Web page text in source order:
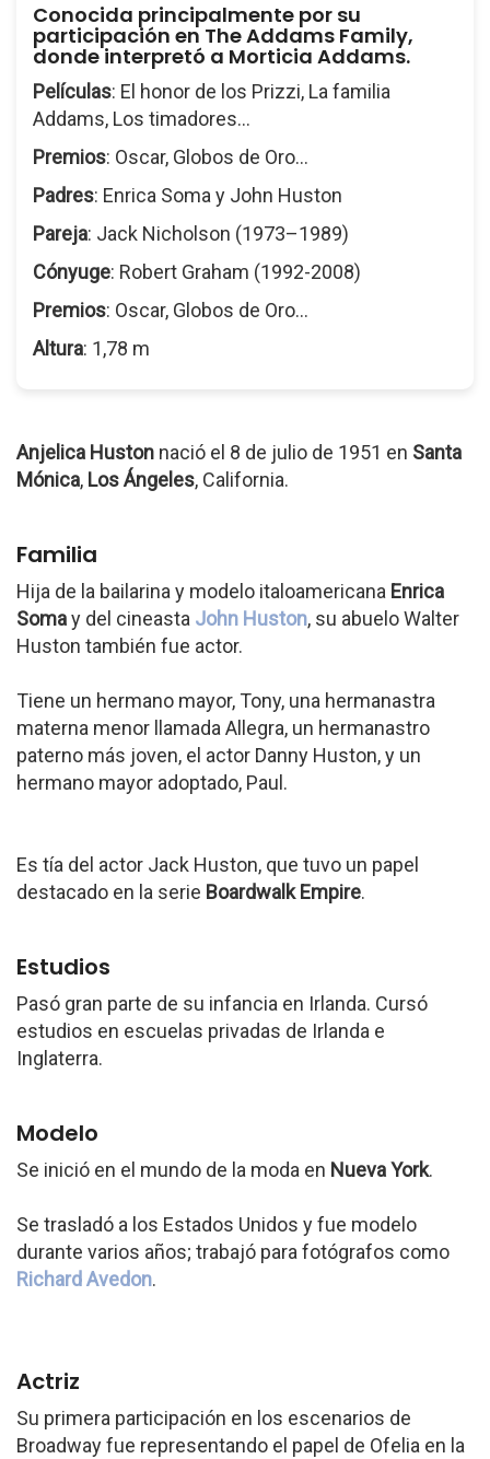
Conocida principalmente por su
participación en The Addams Family,
donde interpretó a Morticia Addams.
Películas: El honor de los Prizzi, La familia
Addams, Los timadores...
Premios: Oscar, Globos de Oro...
Padres: Enrica Soma y John Huston
Pareja: Jack Nicholson (1973–1989)
Cónyuge: Robert Graham (1992-2008)
Premios: Oscar, Globos de Oro...
Altura: 1,78 m
Anjelica Huston nació el 8 de julio de 1951 en Santa
Mónica, Los Ángeles, California.
Familia
Hija de la bailarina y modelo italoamericana Enrica
Somay del cineasta John Huston, su abuelo Walter
Huston también fue actor.
Tiene un hermano mayor, Tony, una hermanastra
materna menor llamada Allegra, un hermanastro
paterno más joven, el actor Danny Huston, y un
hermano mayor adoptado, Paul.
Es tía del actor Jack Huston, que tuvo un papel
destacado en la serie Boardwalk Empire.
Estudios
Pasó gran parte de su infancia en Irlanda. Cursó
estudios en escuelas privadas de Irlanda e
Inglaterra.
Modelo
Se inició en el mundo de la moda en Nueva York.
Se trasladó a los Estados Unidos y fue modelo
durante varios años; trabajó para fotógrafos como
Richard Avedon.
Actriz
Su primera participación en los escenarios de
Broadway fue representando el papel de Ofelia en la